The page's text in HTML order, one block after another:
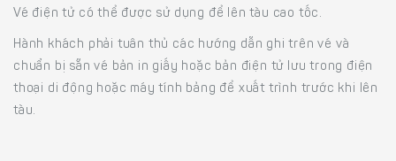
Vé điện tử có thể được sử dụng để lên tàu cao tốc.
Hành khách phải tuân thủ các hướng dẫn ghi trên vé và
chuẩn bị sẵn vé bản in giấy hoặc bản điện tử lưu trong điện
thoại di động hoặc máy tính bảng để xuất trình trước khi lên
tàu.